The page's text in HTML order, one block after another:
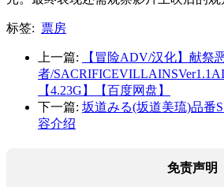
标签: 票房
上一篇:
【冒险ADV/汉化】献祭
者/
【4.23G】【百度网盘】
下一篇: 坂道みる(坂道美琉)品番
容介绍
免责声明